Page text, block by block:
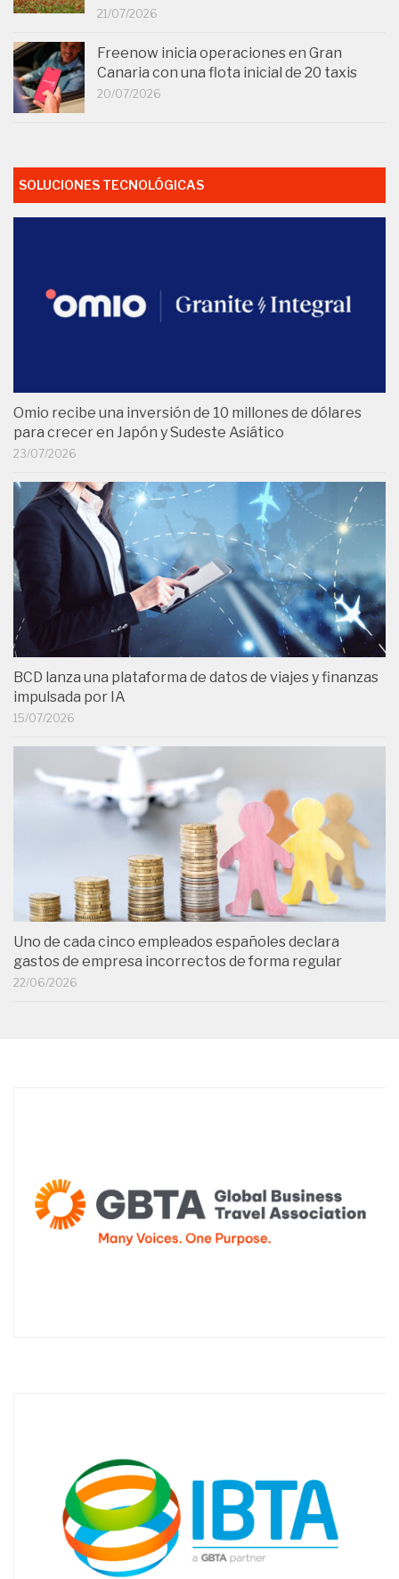
21/07/2026
Freenow inicia operaciones en Gran
Canaria con una flota inicial de 20 taxis
20/07/2026
SOLUCIONES TECNOLÓGICAS
Omio recibe una inversión de 10 millones de dólares
para crecer en Japón y Sudeste Asiático
23/07/2026
BCD lanza una plataforma de datos de viajes y finanzas
impulsada por IA
15/07/2026
Uno de cada cinco empleados españoles declara
gastos de empresa incorrectos de forma regular
22/06/2026